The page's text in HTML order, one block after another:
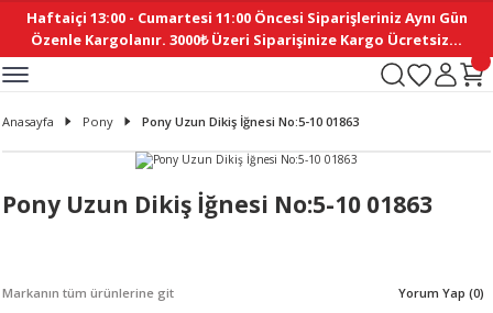
Haftaiçi 13:00 - Cumartesi 11:00 Öncesi Siparişleriniz Aynı Gün
Özenle Kargolanır. 3000₺ Üzeri Siparişinize Kargo Ücretsiz...
Geri Dön
Geri Dön
YASTIKLAR
Geri Dön
Geri Dön
YAPIMI
Geri Dön
Geri Dön
- DAİRESEL
Geri Dön
Geri Dön
Geri Dön
Geri Dön
Geri Dön
Geri Dön
Geri Dön
Geri Dön
Geri Dön
AKSESUAR
Geri Dön
Geri Dön
Geri Dön
Geri Dön
Geri Dön
Geri Dön
Anasayfa Pony Pony Uzun Dikiş İğnesi No:5-10 01863
Pony Uzun Dikiş İğnesi No:5-10 01863
Markanın tüm ürünlerine git Yorum Yap (0)